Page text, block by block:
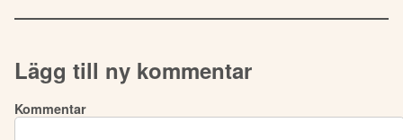
Lägg till ny kommentar
Kommentar